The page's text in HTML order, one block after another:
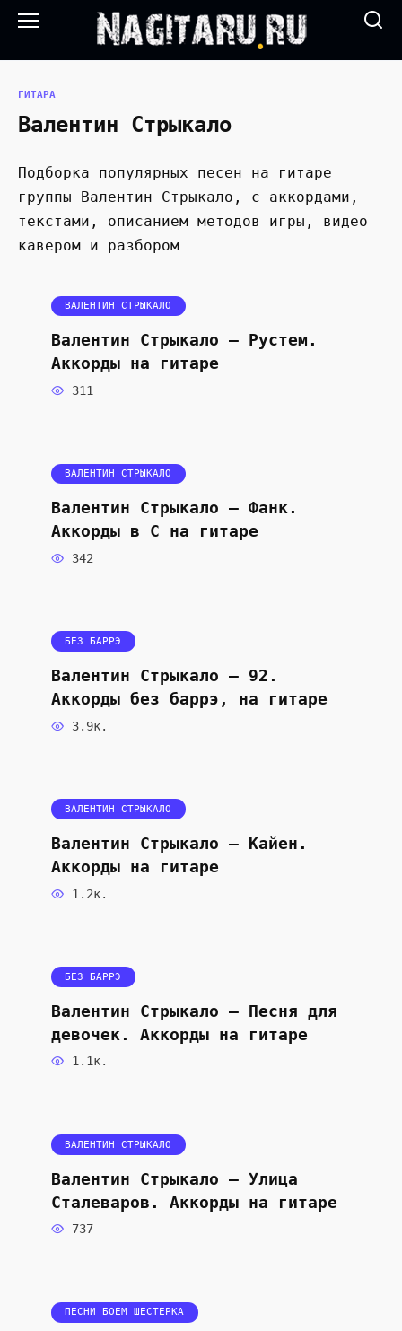
Перейти
ГИТАРА
Валентин Стрыкало
Подборка популярных песен на гитаре
группы Валентин Стрыкало, с аккордами,
текстами, описанием методов игры, видео
кавером и разбором
ВАЛЕНТИН СТРЫКАЛО
Валентин Стрыкало — Рустем.
Аккорды на гитаре
311
ВАЛЕНТИН СТРЫКАЛО
Валентин Стрыкало — Фанк.
Аккорды в C на гитаре
342
БЕЗ БАРРЭ
Валентин Стрыкало — 92.
Аккорды без баррэ, на гитаре
3.9к.
ВАЛЕНТИН СТРЫКАЛО
Валентин Стрыкало — Кайен.
Аккорды на гитаре
1.2к.
БЕЗ БАРРЭ
Валентин Стрыкало — Песня для
девочек. Аккорды на гитаре
1.1к.
ВАЛЕНТИН СТРЫКАЛО
Валентин Стрыкало — Улица
Сталеваров. Аккорды на гитаре
737
ПЕСНИ БОЕМ ШЕСТЕРКА